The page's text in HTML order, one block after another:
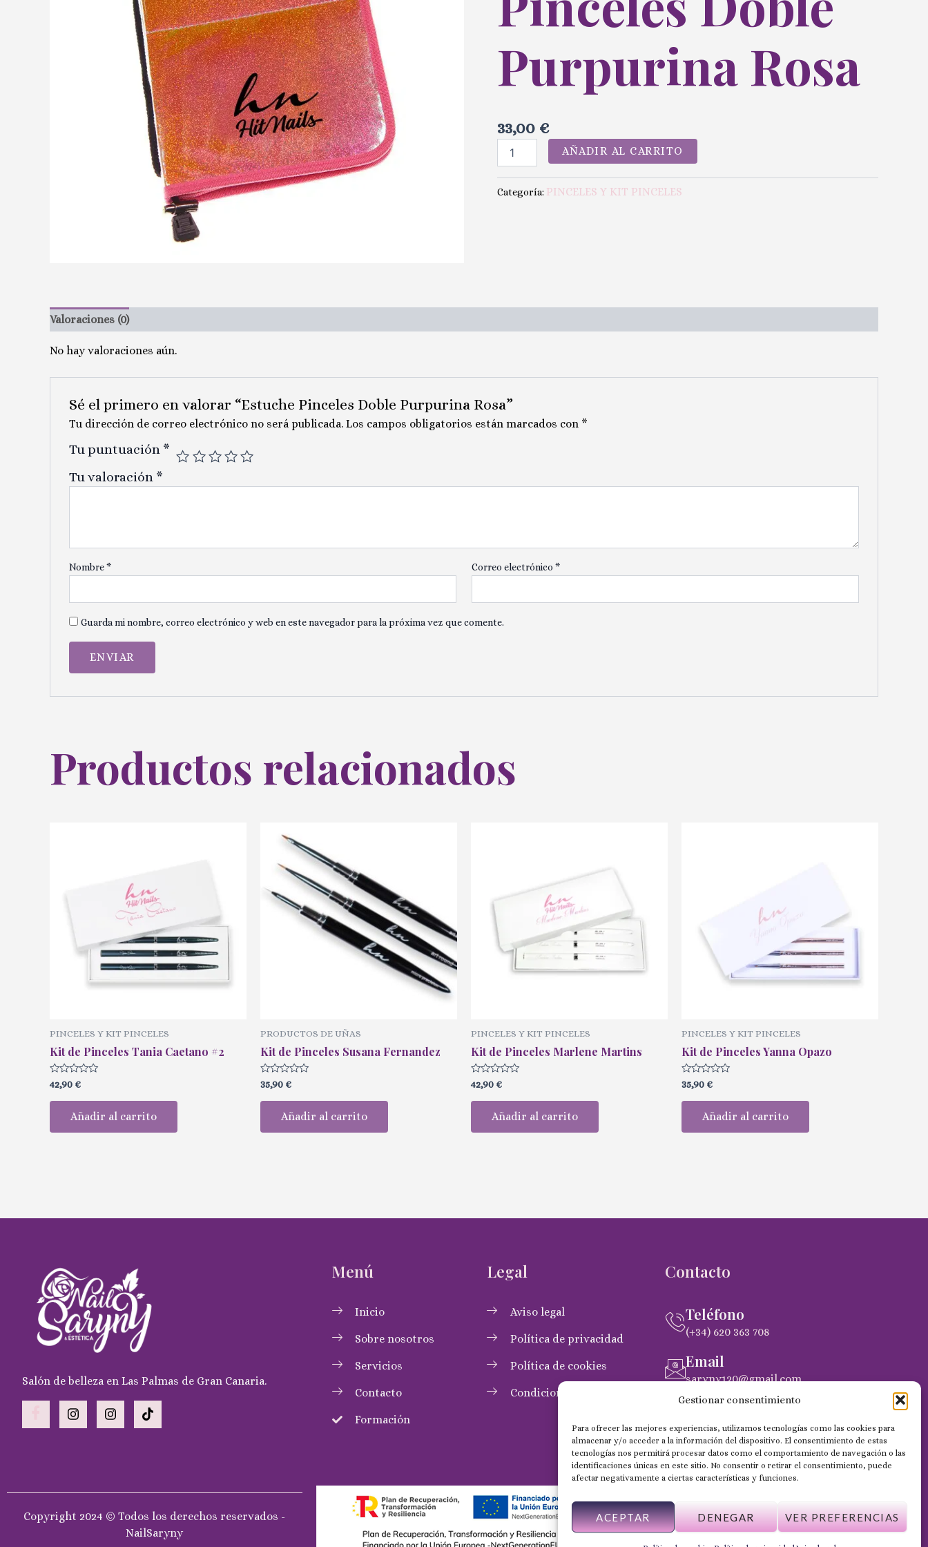
Gestionar consentimiento
Para ofrecer las mejores experiencias, utilizamos tecnologías como las cookies para
almacenar y/o acceder a la información del dispositivo. El consentimiento de estas
tecnologías nos permitirá procesar datos como el comportamiento de navegación o las
identificaciones únicas en este sitio. No consentir o retirar el consentimiento, puede
afectar negativamente a ciertas características y funciones.
ACEPTAR DENEGAR VER PREFERENCIAS
Purpurina Rosa
33,00 €
AÑADIR AL CARRITO
Categoría: PINCELES Y KIT PINCELES
Valoraciones (0)
No hay valoraciones aún.
Sé el primero en valorar “Estuche Pinceles Doble Purpurina Rosa”
Tu dirección de correo electrónico no será publicada. Los campos obligatorios están marcados con *
Tu puntuación *
Tu valoración *
Nombre* Correo electrónico*
Guarda mi nombre, correo electrónico y web en este navegador para la próxima vez que comente.
Productos relacionados
PINCELES Y KIT PINCELES
Kit de Pinceles Tania Caetano #2
Valorado
con
0
42,90 €
Añadir al carrito
PRODUCTOS DE UÑAS
Kit de Pinceles Susana Fernandez
Valorado
con
0
35,90 €
Añadir al carrito
PINCELES Y KIT PINCELES
Kit de Pinceles Marlene Martins
Valorado
con
0
42,90 €
Añadir al carrito
PINCELES Y KIT PINCELES
Kit de Pinceles Yanna Opazo
Valorado
con
0
35,90 €
Añadir al carrito
Salón de belleza en Las Palmas de Gran Canaria.
Menú
Inicio
Sobre nosotros
Servicios
Contacto
Formación
Legal
Aviso legal
Política de privacidad
Política de cookies
Condiciones de compra
Contacto
Teléfono
(+34) 620 363 708
Email
saryny120@gmail.com
Dirección
C. Gobernador Marín Acuña, 53, (35014)
Las Palmas de Gran Canaria
Copyright 2024 © Todos los derechos reservados -
NailSaryny
Web desarrollada por Wilapp España